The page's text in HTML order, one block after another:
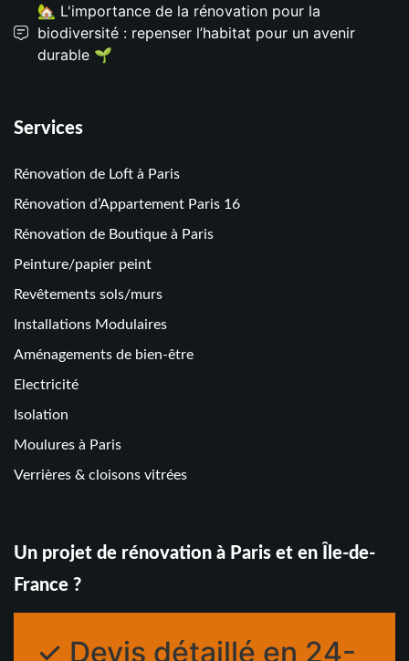
🏡 L'importance de la rénovation pour la
biodiversité : repenser l’habitat pour un avenir
durable 🌱
Services
Rénovation de Loft à Paris
Rénovation d’Appartement Paris 16
Rénovation de Boutique à Paris
Peinture/papier peint
Revêtements sols/murs
Installations Modulaires
Aménagements de bien-être
Electricité
Isolation
Moulures à Paris
Verrières & cloisons vitrées
Un projet de rénovation à Paris et en Île-de-
France ?
✓ Devis détaillé en 24-